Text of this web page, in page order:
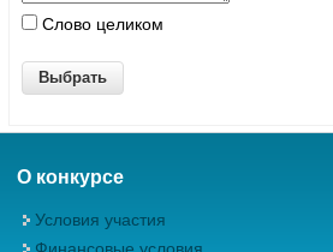
Слово целиком
О конкурсе
Условия участия